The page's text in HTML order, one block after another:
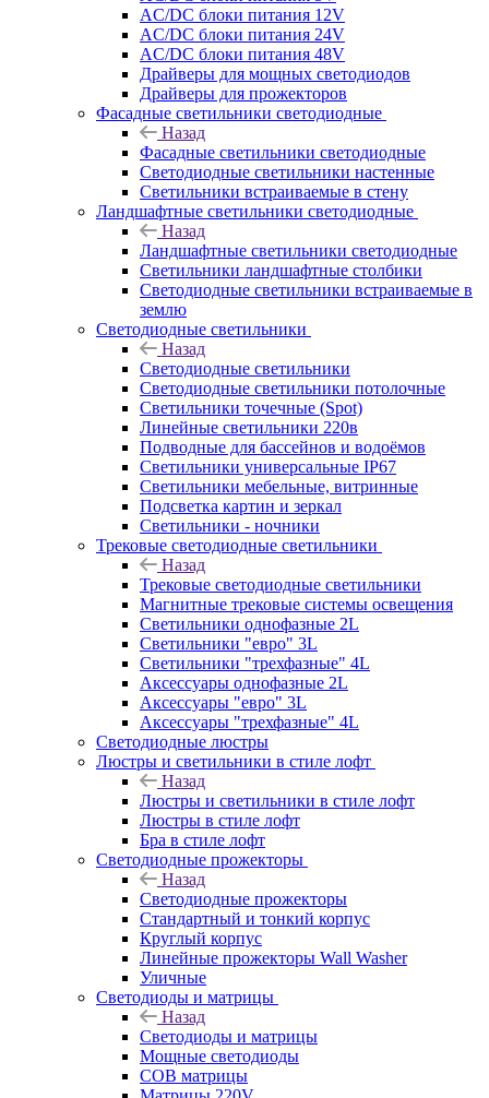
AC/DC блоки питания 12V
AC/DC блоки питания 24V
AC/DC блоки питания 48V
Драйверы для мощных светодиодов
Драйверы для прожекторов
Фасадные светильники светодиодные
Назад
Фасадные светильники светодиодные
Светодиодные светильники настенные
Светильники встраиваемые в стену
Ландшафтные светильники светодиодные
Назад
Ландшафтные светильники светодиодные
Светильники ландшафтные столбики
Светодиодные светильники встраиваемые в
землю
Светодиодные светильники
Назад
Светодиодные светильники
Светодиодные светильники потолочные
Светильники точечные (Spot)
Линейные светильники 220в
Подводные для бассейнов и водоёмов
Светильники универсальные IP67
Светильники мебельные, витринные
Подсветка картин и зеркал
Светильники - ночники
Трековые светодиодные светильники
Назад
Трековые светодиодные светильники
Магнитные трековые системы освещения
Светильники однофазные 2L
Светильники "евро" 3L
Светильники "трехфазные" 4L
Аксессуары однофазные 2L
Аксессуары "евро" 3L
Аксессуары "трехфазные" 4L
Светодиодные люстры
Люстры и светильники в стиле лофт
Назад
Люстры и светильники в стиле лофт
Люстры в стиле лофт
Бра в стиле лофт
Светодиодные прожекторы
Назад
Светодиодные прожекторы
Стандартный и тонкий корпус
Круглый корпус
Линейные прожекторы Wall Washer
Уличные
Светодиоды и матрицы
Назад
Светодиоды и матрицы
Мощные светодиоды
COB матрицы